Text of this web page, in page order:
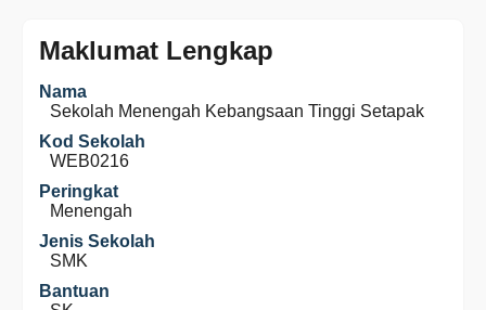
Maklumat Lengkap
Nama
Sekolah Menengah Kebangsaan Tinggi Setapak
Kod Sekolah
WEB0216
Peringkat
Menengah
Jenis Sekolah
SMK
Bantuan